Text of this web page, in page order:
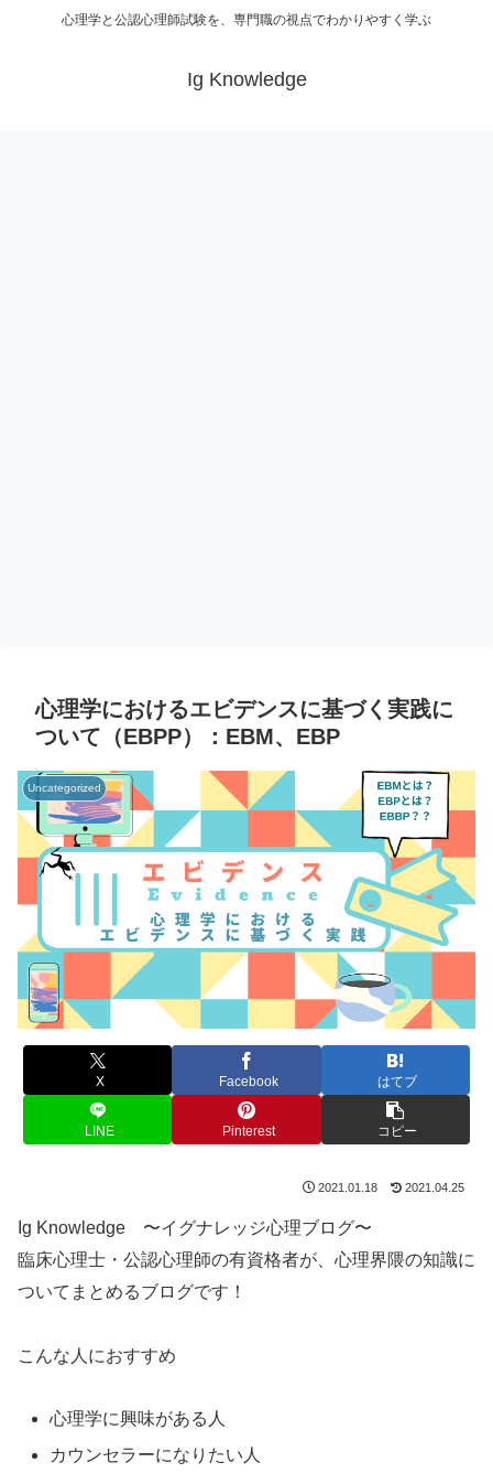
心理学と公認心理師試験を、専門職の視点でわかりやすく学ぶ
Ig Knowledge
心理学におけるエビデンスに基づく実践に
ついて（EBPP）：EBM、EBP
Uncategorized
X Facebook はてブ
LINE Pinterest コピー
2021.01.18 2021.04.25
Ig Knowledge 〜イグナレッジ心理ブログ〜
臨床心理士・公認心理師の有資格者が、心理界隈の知識に
ついてまとめるブログです！
こんな人におすすめ
心理学に興味がある人
カウンセラーになりたい人